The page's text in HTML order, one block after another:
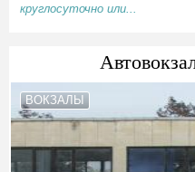
круглосуточно или...
ВОКЗАЛЫ